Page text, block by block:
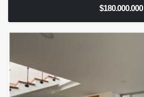
$180.000.000